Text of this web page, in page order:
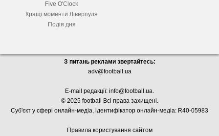
Five O'Clock
Кращі моменти Ліверпуля
Подія дня
З питань реклами звертайтесь:
adv@football.ua
E-mail редакції: info@football.ua.
© 2025 football Всі права захищені.
Суб'єкт у сфері онлайн-медіа, ідентифікатор онлайн-медіа: R40-05983
Правила користування сайтом